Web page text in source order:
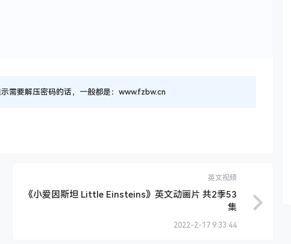
需要解压密码的话，一般都是：www.fzbw.cn
英文视频
《小爱因斯坦 Little Einsteins》英文动画片 共2季53
集
2022-2-17 9:33:44